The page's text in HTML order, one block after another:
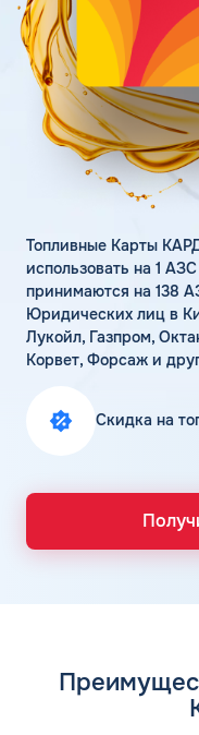
Статьи
Цена бензина и ДТ
Личный
Карта АЗС
Получить
Топливные Карты
использовать на 1
принимаются на 138
Юридических лиц в
Лукойл, Газпром,
Корвет, Форсаж и
Скидка на